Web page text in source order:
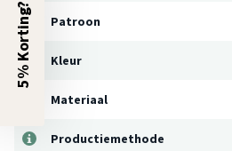
Patroon
Kleur
Materiaal
Productiemethode
5% Korting?